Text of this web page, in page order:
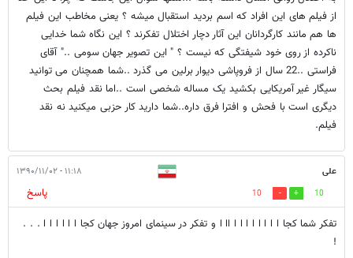
از فیلم های این افراد که اسم بردید استقبال میشه ؟ یعنی مخاطب این فیلم
ها هم مانند کارگردانان این آثار دچار اختلال تفکرند ؟ این نگاه شما خدایی
ناکرده از روی خود شیفتگی که نیست ؟ " این تصویر جهان سومی .." آقای
فراستی ..22 سال از فروپاشی دیوار برلین می گذرد ..شما همچنان می توانید
سیگار غیر آمریکایی بکشید یک مساله شخصی است ..اما نقد فیلم بحث
دیگری است با فحش و افترا فرق داره..شما دارید کار حزبی میکنید نه نقد
فیلم.
علی ۱۱:۱۸ - ۱۳۹۰/۱۱/۰۲
10
10
پاسخ
تفکر شما کجا ا ا ا ا ا ا ا ا اا ا و تفکر در سینمای امروز جهان کجا ا ا ا ا ا ا . . .
!